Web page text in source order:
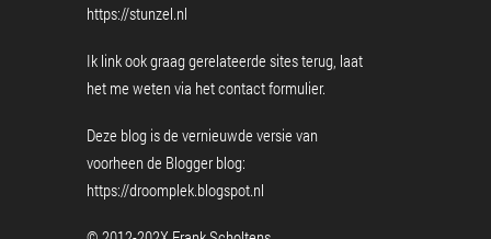
https://stunzel.nl
Ik link ook graag gerelateerde sites terug, laat
het me weten via hetcontact formulier.
Deze blog is de vernieuwde versie van
voorheen de Blogger blog:
https://droomplek.blogspot.nl